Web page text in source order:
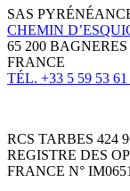
SAS
CHEMIN
65 200
FRANCE
TÉL. +33 5 59 53 61
RCS TARBES 424
REGISTRE DES
FRANCE N°